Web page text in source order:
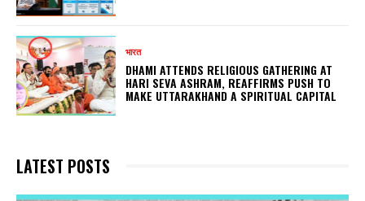
भारत
DHAMI ATTENDS RELIGIOUS GATHERING AT
HARI SEVA ASHRAM, REAFFIRMS PUSH TO
MAKE UTTARAKHAND A SPIRITUAL CAPITAL
LATEST POSTS